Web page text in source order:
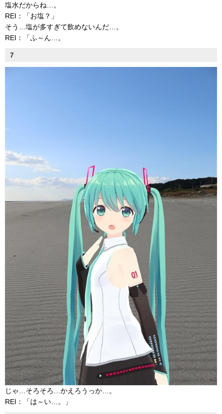
塩水だからね…。
REI：「お塩？」
そう…塩が多すぎて飲めないんだ…。
REI：「ふ～ん…。
7
じゃ…そろそろ…かえろうっか…。
REI：「は～い…。」